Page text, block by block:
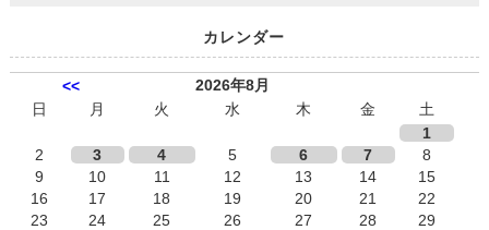
カレンダー
<<
2026年8月
日
月 火 水 木 金
土
1
2
3 4 5 6 7
8
9
10 11 12 13 14
15
16
17 18 19 20 21
22
23
24 25 26 27 28
29